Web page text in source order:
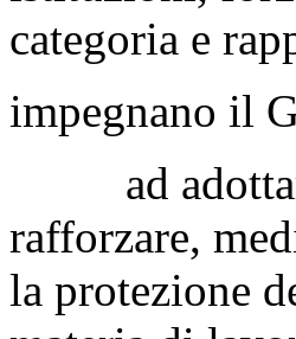
categoria e
impegnano il
ad adottare
rafforzare,
la protezione